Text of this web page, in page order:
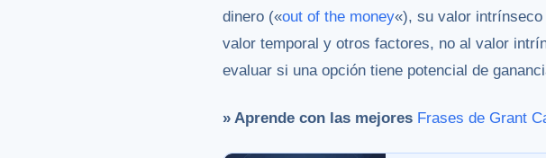
dinero («out of the money«), su valor
valor temporal y otros factores, no al valor
evaluar si una opción tiene potencial de
» Aprende con las mejores Frases de Grant